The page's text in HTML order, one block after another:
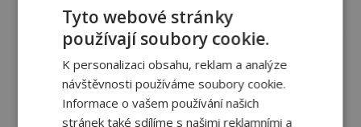
Záhady historie
Rosslynská kaple: Chrám, který
dodnes střeží svá největší
tajemství
30.7.2026 3.5TIS
Tyto webové stránky
používají soubory cookie.
K personalizaci obsahu, reklam a analýze
návštěvnosti používáme soubory cookie.
Informace o vašem používání našich
stránek také sdílíme s našimi reklamními a